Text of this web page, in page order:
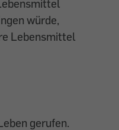
würde,
Lebensmittel
gerufen.